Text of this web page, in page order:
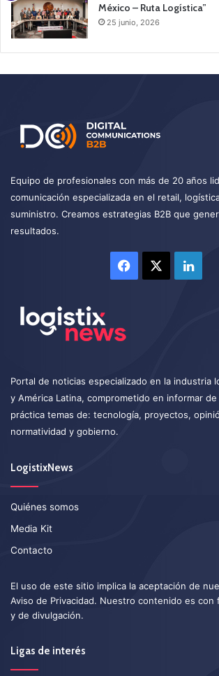
México – Ruta Logística”
25 junio, 2026
Equipo de profesionales con más de 20 años
comunicación especializada en el retail,
suministro. Creamos estrategias B2B que
resultados.
Facebook
Portal de noticias especializado en la industria
y América Latina, comprometido en informar
práctica temas de: tecnología, proyectos,
normatividad y gobierno.
LogistixNews
Quiénes somos
Media Kit
Contacto
El uso de este sitio implica la aceptación de
Aviso de Privacidad. Nuestro contenido es con
y de divulgación.
Ligas de interés